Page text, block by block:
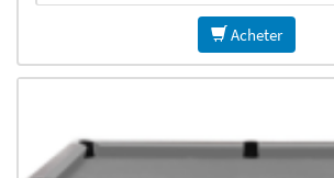
Acheter